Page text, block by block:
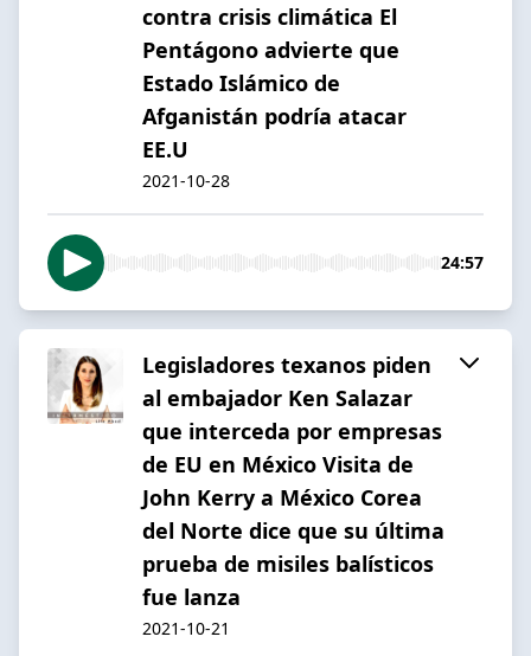
contra crisis climática El
Pentágono advierte que
Estado Islámico de
Afganistán podría atacar
EE.U
2021-10-28
24:57
Legisladores texanos piden
al embajador Ken Salazar
que interceda por empresas
de EU en México Visita de
John Kerry a México Corea
del Norte dice que su última
prueba de misiles balísticos
fue lanza
2021-10-21